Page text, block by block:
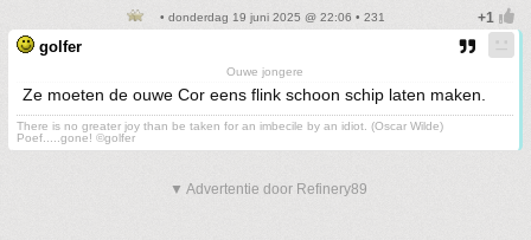
• donderdag 19 juni 2025 @ 22:06 • 231
golfer
Ouwe jongere
Ze moeten de ouwe Cor eens flink schoon schip laten maken.
There is no greater joy than be taken for an imbecile by an idiot. (Oscar Wilde)
Poef.....gone! ©golfer
▼ Advertentie door Refinery89